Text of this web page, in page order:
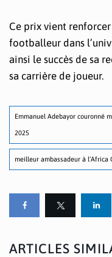
Ce prix vient
footballeur dans
ainsi le succès de sa
sa carrière de joueur.
Emmanuel Adebayor couronné
2025
meilleur ambassadeur à l’Africa
ARTICLES